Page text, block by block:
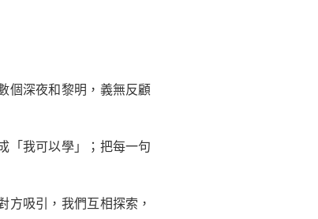
深夜和黎明，義無反顧
「我可以學」；把每一句
吸引，我們互相探索，